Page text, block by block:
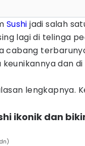
Sushi jadi salah
lagi di telinga
cabang
dan di
lengkapnya.
ikonik dan